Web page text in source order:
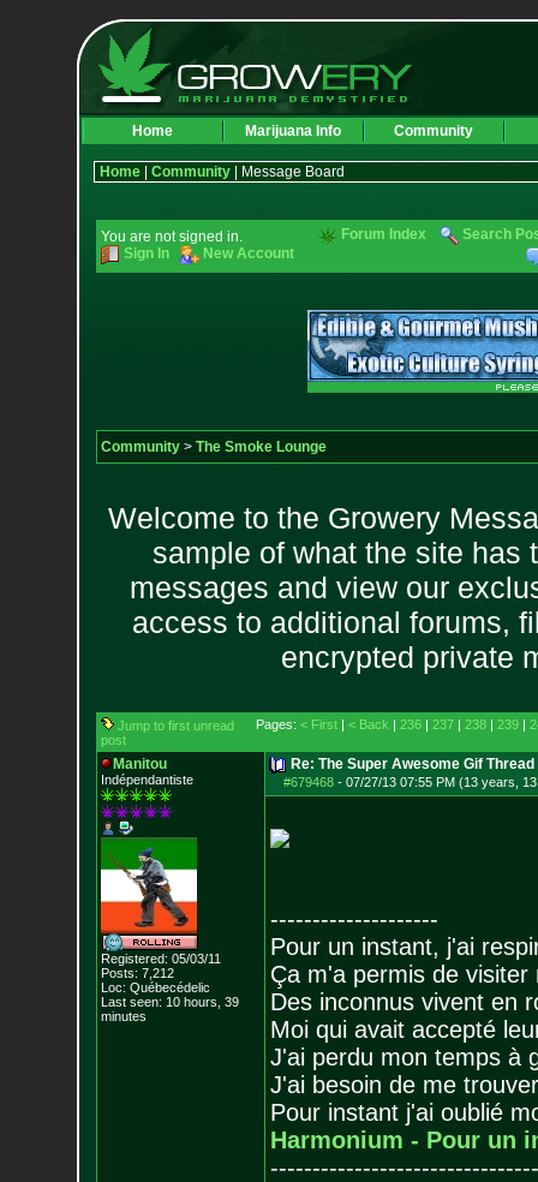
Home Marijuana Info Community
Home| Community| Message Board
You are not signed in.
Sign In
New Account
Forum Index Search
Community> The Smoke Lounge
Welcome to the Growery
sample of what the site has
messages and view our
access to additional forums,
encrypted private
Jump to first unread
post
Pages: < First| < Back | 236| 237| 238| 239|
Manitou
Indépendantiste
Registered: 05/03/11
Posts: 7,212
Loc: Québecédelic
Last seen: 10 hours, 39
minutes
Re: The Super Awesome Gif Thread
#679468- 07/27/13 07:55 PM (13 years,
--------------------
Pour un instant, j'ai
Ça m'a permis de visiter
Des inconnus vivent en
Moi qui avait accepté
J'ai perdu mon temps à
J'ai besoin de me
Pour instant j'ai oublié
Harmonium - Pour un
--------------------------------